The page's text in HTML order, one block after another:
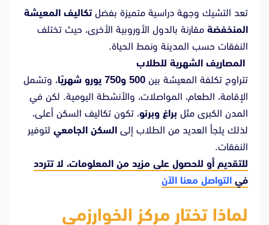
تعد التشيك وجهة دراسية متميزة بفضلتكاليف المعيشة
المنخفضة مقارنة بالدول الأوروبية الأخرى، حيث تختلف
النفقات حسب المدينة ونمط الحياة.
المصاريف الشهرية للطلاب
تتراوح تكلفة المعيشة بين 500 و750 يورو شهريًا
، وتشمل
الإقامة، الطعام، المواصلات، والأنشطة اليومية. لكن في
المدن الكبرى مثل براغ وبرنو، تكون تكاليف السكن أعلى،
لذلك يلجأ العديد من الطلاب إلى السكن الجامعي لتوفير
النفقات.
للتقديم أو للحصول على مزيد من المعلومات، لا تتردد
في التواصل معنا الآن
لماذا تختار مركز الخوارزمي